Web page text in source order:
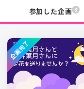
参加した企画 3
企画完了